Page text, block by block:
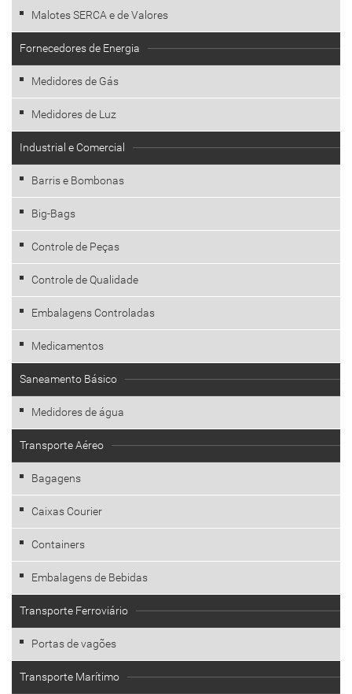
Malotes SERCA e de Valores
Fornecedores de Energia
Medidores de Gás
Medidores de Luz
Industrial e Comercial
Barris e Bombonas
Big-Bags
Controle de Peças
Controle de Qualidade
Embalagens Controladas
Medicamentos
Saneamento Básico
Medidores de água
Transporte Aéreo
Bagagens
Caixas Courier
Containers
Embalagens de Bebidas
Transporte Ferroviário
Portas de vagões
Transporte Marítimo